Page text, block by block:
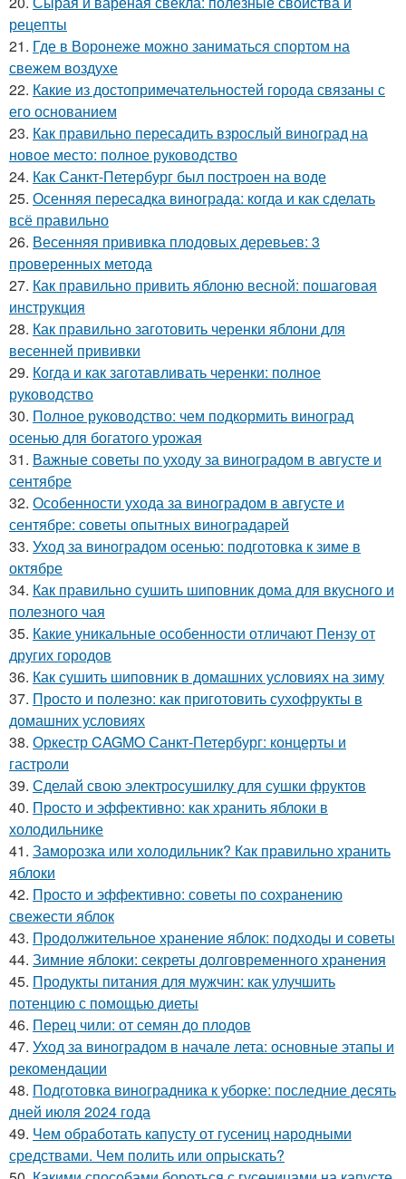
рецепты
21. Где в Воронеже можно заниматься спортом на
свежем воздухе
22. Какие из достопримечательностей города связаны с
его основанием
23. Как правильно пересадить взрослый виноград на
новое место: полное руководство
24. Как Санкт-Петербург был построен на воде
25. Осенняя пересадка винограда: когда и как сделать
всё правильно
26. Весенняя прививка плодовых деревьев: 3
проверенных метода
27. Как правильно привить яблоню весной: пошаговая
инструкция
28. Как правильно заготовить черенки яблони для
весенней прививки
29. Когда и как заготавливать черенки: полное
руководство
30. Полное руководство: чем подкормить виноград
осенью для богатого урожая
31. Важные советы по уходу за виноградом в августе и
сентябре
32. Особенности ухода за виноградом в августе и
сентябре: советы опытных виноградарей
33. Уход за виноградом осенью: подготовка к зиме в
октябре
34. Как правильно сушить шиповник дома для вкусного и
полезного чая
35. Какие уникальные особенности отличают Пензу от
других городов
36. Как сушить шиповник в домашних условиях на зиму
37. Просто и полезно: как приготовить сухофрукты в
домашних условиях
38. Оркестр CAGMO Санкт-Петербург: концерты и
гастроли
39. Сделай свою электросушилку для сушки фруктов
40. Просто и эффективно: как хранить яблоки в
холодильнике
41. Заморозка или холодильник? Как правильно хранить
яблоки
42. Просто и эффективно: советы по сохранению
свежести яблок
43. Продолжительное хранение яблок: подходы и советы
44. Зимние яблоки: секреты долговременного хранения
45. Продукты питания для мужчин: как улучшить
потенцию с помощью диеты
46. Перец чили: от семян до плодов
47. Уход за виноградом в начале лета: основные этапы и
рекомендации
48. Подготовка виноградника к уборке: последние десять
дней июля 2024 года
49. Чем обработать капусту от гусениц народными
средствами. Чем полить или опрыскать?